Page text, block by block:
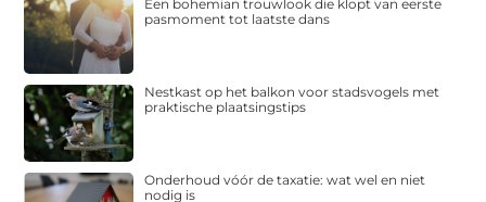
Een bohemian trouwlook die klopt van eerste
pasmoment tot laatste dans
Nestkast op het balkon voor stadsvogels met
praktische plaatsingstips
Onderhoud vóór de taxatie: wat wel en niet
nodig is